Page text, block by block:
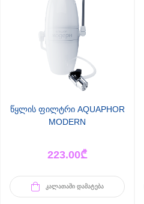
წყლის ფილტრი AQUAPHOR
MODERN
223.00₾
ᲙᲐᲚᲐᲗᲐᲨᲘ ᲓᲐᲛᲐᲢᲔᲑᲐ